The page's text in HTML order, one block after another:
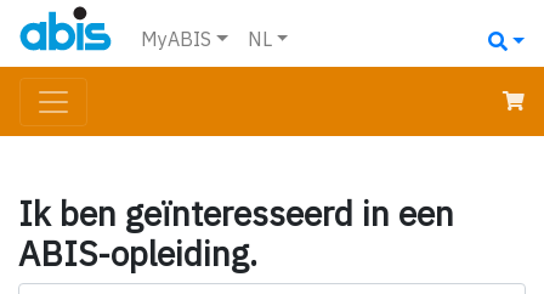
MyABIS NL
Ik ben geïnteresseerd in een
ABIS-opleiding.